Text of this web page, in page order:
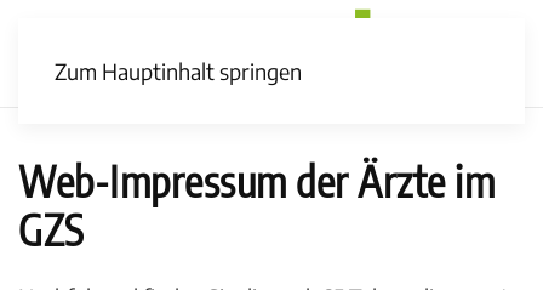
Zum Hauptinhalt springen
Web-Impressum der Ärzte im
GZS